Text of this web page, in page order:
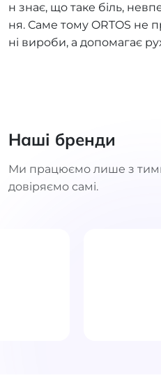
н знає, що таке біль,
ня. Саме тому ORTOS не
ні вироби, а допомагає
Наші бренди
Ми працюємо лише з
довіряємо самі.